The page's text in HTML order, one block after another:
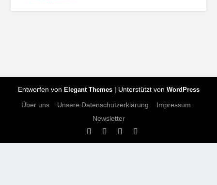
Entworfen von Elegant Themes| Unterstützt von WordPress
Über uns Unsere Datenschutzerklärung
Impressum
Newsletter